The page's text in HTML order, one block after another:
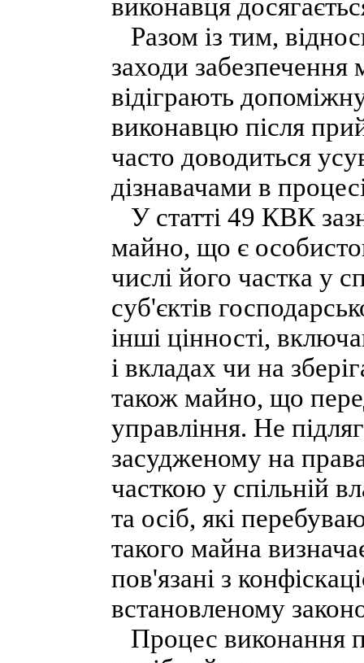
виконавця
Разом із тим,
заходи забезпечення
відіграють
виконавцю після
часто доводиться
дізнавачами в
У статті 49 КВК
майно, що є
числі його частка у
суб'єктів
інші цінності,
і вкладах чи на
також майно, що
управління. Не
засудженому на
часткою у спільній
та осіб, які
такого майна
пов'язані з
встановленому
Процес виконання